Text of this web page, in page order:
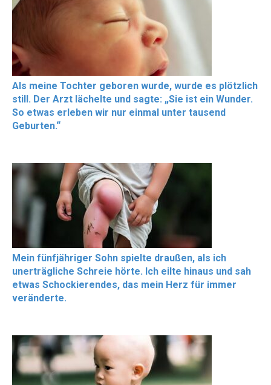
Als meine Tochter geboren wurde, wurde es plötzlich
still. Der Arzt lächelte und sagte: „Sie ist ein Wunder.
So etwas erleben wir nur einmal unter tausend
Geburten.“
Mein fünfjähriger Sohn spielte draußen, als ich
unerträgliche Schreie hörte. Ich eilte hinaus und sah
etwas Schockierendes, das mein Herz für immer
veränderte.